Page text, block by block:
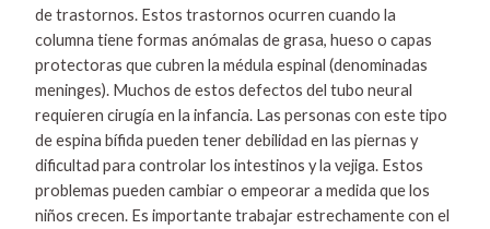
de trastornos. Estos trastornos ocurren cuando la
columna tiene formas anómalas de grasa, hueso o capas
protectoras que cubren la médula espinal (denominadas
meninges). Muchos de estos defectos del tubo neural
requieren cirugía en la infancia. Las personas con este tipo
de espina bífida pueden tener debilidad en las piernas y
dificultad para controlar los intestinos y la vejiga. Estos
problemas pueden cambiar o empeorar a medida que los
niños crecen. Es importante trabajar estrechamente con el